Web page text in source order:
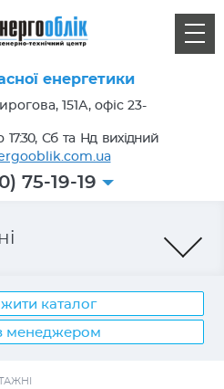
енергетики
151А, офіс 23-
17:30, Сб та Нд вихідний
75-19-19
каталог
менеджером